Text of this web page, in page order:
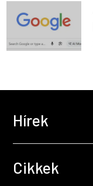
Hírek
Cikkek